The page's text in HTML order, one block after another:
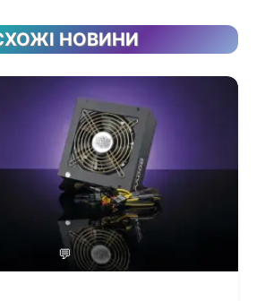
НОВИНИ
💬